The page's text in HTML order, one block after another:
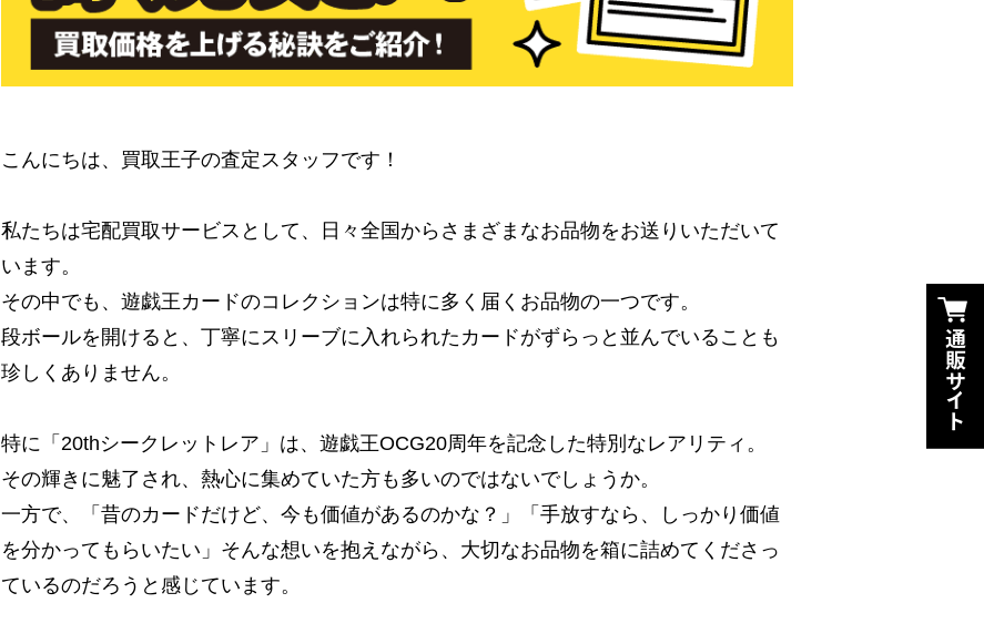
こんにちは、買取王子の査定スタッフです！
私たちは宅配買取サービスとして、日々全国からさまざまなお品物をお送りいただいて
います。
その中でも、遊戯王カードのコレクションは特に多く届くお品物の一つです。
段ボールを開けると、丁寧にスリーブに入れられたカードがずらっと並んでいることも
珍しくありません。
特に「20thシークレットレア」は、遊戯王OCG20周年を記念した特別なレアリティ。
その輝きに魅了され、熱心に集めていた方も多いのではないでしょうか。
一方で、「昔のカードだけど、今も価値があるのかな？」「手放すなら、しっかり価値
を分かってもらいたい」そんな想いを抱えながら、大切なお品物を箱に詰めてくださっ
ているのだろうと感じています。